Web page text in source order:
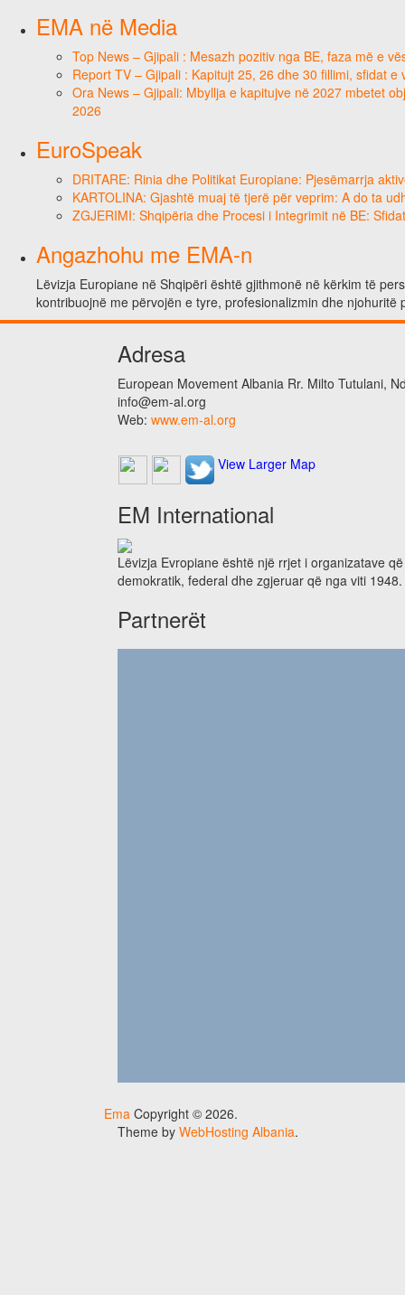
EMA në Media
Top News – Gjipali : Mesazh pozitiv nga BE, faza më e
Report TV – Gjipali : Kapitujt 25, 26 dhe 30 fillimi, sfidat
Ora News – Gjipali: Mbyllja e kapitujve në 2027 mbetet
2026
EuroSpeak
DRITARE: Rinia dhe Politikat Europiane: Pjesëmarrja
KARTOLINA: Gjashtë muaj të tjerë për veprim: A do ta
ZGJERIMI: Shqipëria dhe Procesi i Integrimit në BE:
Angazhohu me EMA-n
Lëvizja Europiane në Shqipëri është gjithmonë në kërkim të
kontribuojnë me përvojën e tyre, profesionalizmin dhe
Adresa
European Movement Albania Rr. Milto Tutulani,
info@em-al.org
Web: www.em-al.org
View Larger Map
EM International
Lëvizja Evropiane është një rrjet i organizatave
demokratik, federal dhe zgjeruar që nga viti 1948.
Partnerët
Ema Copyright © 2026.
Theme by WebHosting Albania.